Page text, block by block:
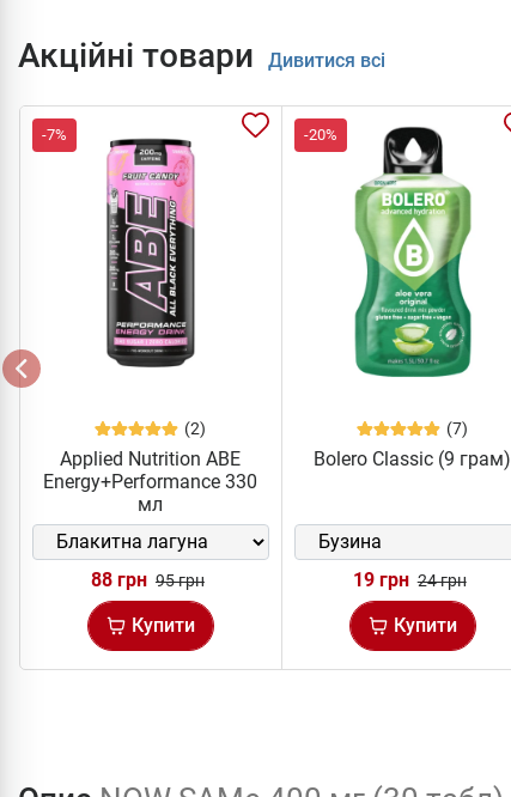
Акційні товари Дивитися всі
-7%
(2)
Applied Nutrition ABE
Energy+Performance 330
мл
88 грн 95 грн
Купити
-20%
(7)
Bolero Classic (9 грам)
19 грн 24 грн
Купити